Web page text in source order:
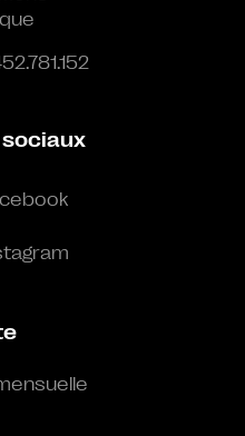
sociaux